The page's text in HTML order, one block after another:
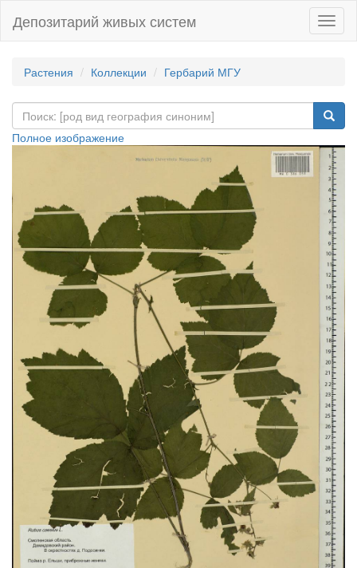
Депозитарий живых систем
Растения Коллекции Гербарий МГУ
Полное изображение